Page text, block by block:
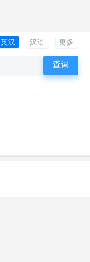
英汉 汉语 更多